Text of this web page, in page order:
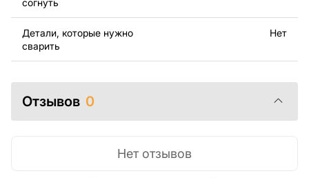
свяжитесь с нами в любое время, мы всегда готовы
согнуть
Детали, которые нужно
сварить
Нет
Отзывов 0
Нет отзывов